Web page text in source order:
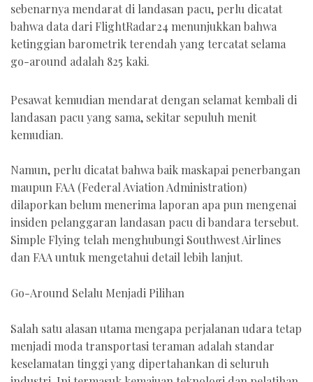
sebenarnya mendarat di landasan pacu, perlu dicatat
bahwa data dari FlightRadar24 menunjukkan bahwa
ketinggian barometrik terendah yang tercatat selama
go-around adalah 825 kaki.
Pesawat kemudian mendarat dengan selamat kembali di
landasan pacu yang sama, sekitar sepuluh menit
kemudian.
Namun, perlu dicatat bahwa baik maskapai penerbangan
maupun FAA (Federal Aviation Administration)
dilaporkan belum menerima laporan apa pun mengenai
insiden pelanggaran landasan pacu di bandara tersebut.
Simple Flying telah menghubungi Southwest Airlines
dan FAA untuk mengetahui detail lebih lanjut.
Go-Around Selalu Menjadi Pilihan
Salah satu alasan utama mengapa perjalanan udara tetap
menjadi moda transportasi teraman adalah standar
keselamatan tinggi yang dipertahankan di seluruh